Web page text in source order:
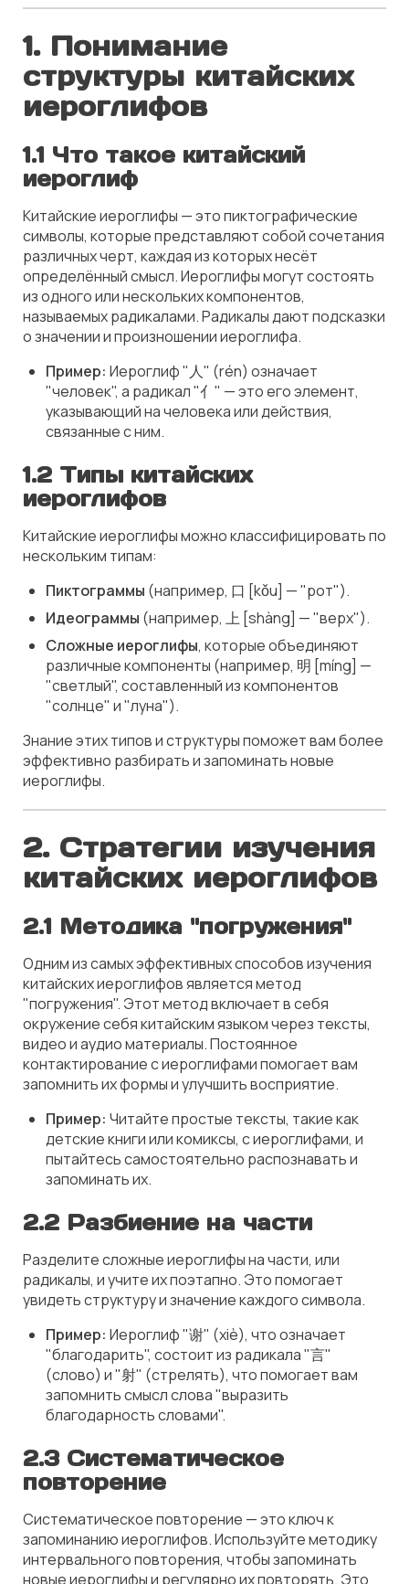
1. Понимание
структуры китайских
иероглифов
1.1 Что такое китайский
иероглиф
Китайские иероглифы — это пиктографические
символы, которые представляют собой сочетания
различных черт, каждая из которых несёт
определённый смысл. Иероглифы могут состоять
из одного или нескольких компонентов,
называемых радикалами. Радикалы дают подсказки
о значении и произношении иероглифа.
Пример: Иероглиф "人" (rén) означает
"человек", а радикал "亻" — это его элемент,
указывающий на человека или действия,
связанные с ним.
1.2 Типы китайских
иероглифов
Китайские иероглифы можно классифицировать по
нескольким типам:
Пиктограммы (например, 口 [kǒu] — "рот").
Идеограммы (например, 上 [shàng] — "верх").
Сложные иероглифы, которые объединяют
различные компоненты (например, 明 [míng] —
"светлый", составленный из компонентов
"солнце" и "луна").
Знание этих типов и структуры поможет вам более
эффективно разбирать и запоминать новые
иероглифы.
2. Стратегии изучения
китайских иероглифов
2.1 Методика "погружения"
Одним из самых эффективных способов изучения
китайских иероглифов является метод
"погружения". Этот метод включает в себя
окружение себя китайским языком через тексты,
видео и аудио материалы. Постоянное
контактирование с иероглифами помогает вам
запомнить их формы и улучшить восприятие.
Пример: Читайте простые тексты, такие как
детские книги или комиксы, с иероглифами, и
пытайтесь самостоятельно распознавать и
запоминать их.
2.2 Разбиение на части
Разделите сложные иероглифы на части, или
радикалы, и учите их поэтапно. Это помогает
увидеть структуру и значение каждого символа.
Пример: Иероглиф "谢" (xiè), что означает
"благодарить", состоит из радикала "言"
(слово) и "射" (стрелять), что помогает вам
запомнить смысл слова "выразить
благодарность словами".
2.3 Систематическое
повторение
Систематическое повторение — это ключ к
запоминанию иероглифов. Используйте методику
интервального повторения, чтобы запоминать
новые иероглифы и регулярно их повторять. Это